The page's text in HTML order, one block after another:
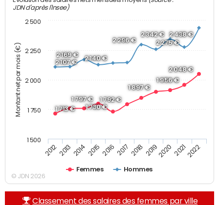
Montant net par mois (€)
JDN d'après l'Insee)
1 713 €
1 797 €
1 730 €
1 792 €
1 897 €
1 956 €
2 048 €
2 107 €
2 169 €
2 140 €
2 296 €
2 342 €
2 275 €
2 438 €
Femmes Hommes
2012 2013 2014 2015 2016 2017 2018 20192020 20212022
2 000
1 500
1 750
2 250
2 500
© JDN 2026
Classement des salaires des femmes par ville